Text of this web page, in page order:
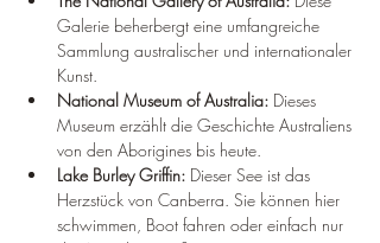
Galerie beherbergt eine umfangreiche
Sammlung australischer und internationaler
Kunst.
National Museum of Australia: Dieses
Museum erzählt die Geschichte Australiens
von den Aborigines bis heute.
Lake Burley Griffin: Dieser See ist das
Herzstück von Canberra. Sie können hier
schwimmen, Boot fahren oder einfach nur